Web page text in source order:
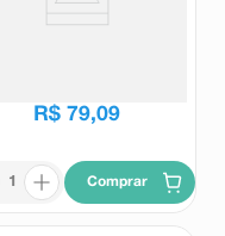
Lakos 50mg 30 Comprimidos
R$ 79,09
Comprar